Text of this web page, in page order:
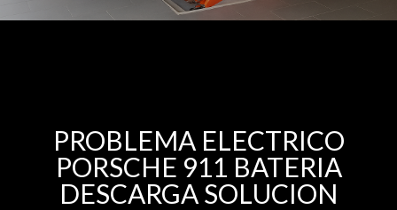
PROBLEMA ELECTRICO
PORSCHE 911 BATERIA
DESCARGA SOLUCION